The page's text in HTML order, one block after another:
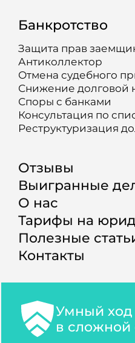
Банкротство
Защита прав
Антиколлектор
Отмена судебного
Снижение долговой
Споры с банками
Консультация по
Реструктуризация
Отзывы
Выигранные
О нас
Тарифы на
Полезные
Контакты
Умный ход
в сложной